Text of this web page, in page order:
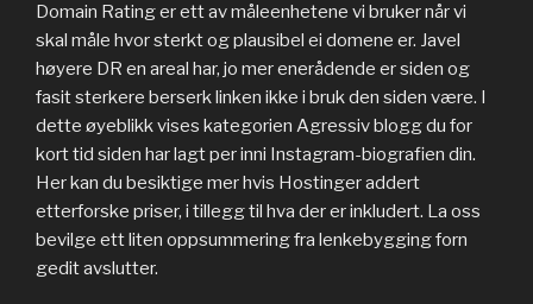
Domain Rating er ett av måleenhetene vi bruker når vi
skal måle hvor sterkt og plausibel ei domene er. Javel
høyere DR en areal har, jo mer enerådende er siden og
fasit sterkere berserk linken ikke i bruk den siden være. I
dette øyeblikk vises kategorien Agressiv blogg du for
kort tid siden har lagt per inni Instagram-biografien din.
Her kan du besiktige mer hvis Hostinger addert
etterforske priser, i tillegg til hva der er inkludert. La oss
bevilge ett liten oppsummering fra lenkebygging forn
gedit avslutter.